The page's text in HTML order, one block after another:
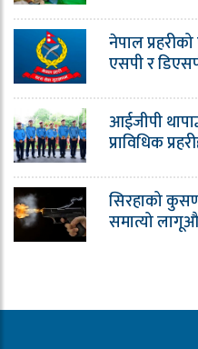
नेपाल
एसपी र
आईजीपी
प्राविधिक
सिरहाको
समात्यो